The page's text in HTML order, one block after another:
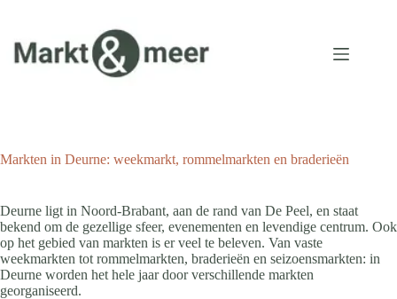
inhoud
Markten in Deurne: weekmarkt, rommelmarkten en braderieën
Deurne ligt in Noord-Brabant, aan de rand van De Peel, en staat
bekend om de gezellige sfeer, evenementen en levendige centrum. Ook
op het gebied van markten is er veel te beleven. Van vaste
weekmarkten tot rommelmarkten, braderieën en seizoensmarkten: in
Deurne worden het hele jaar door verschillende markten
georganiseerd.